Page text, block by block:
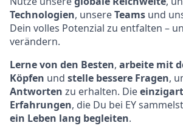
Technologien, unsereTeams und
Dein volles Potenzial zu entfalten –
verändern.
Lerne von den Besten, arbeite mit
Köpfen und stelle bessere Fragen,
Antworten zu erhalten. Die
Erfahrungen, die Du bei EY
ein Leben lang begleiten.